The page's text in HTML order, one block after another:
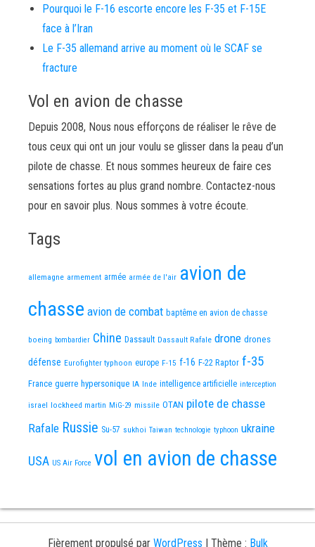
Pourquoi le F-16 escorte encore les F-35 et F-15E
face à l’Iran
Le F-35 allemand arrive au moment où le SCAF se
fracture
Vol en avion de chasse
Depuis 2008, Nous nous efforçons de réaliser le rêve de
tous ceux qui ont un jour voulu se glisser dans la peau d’un
pilote de chasse. Et nous sommes heureux de faire ces
sensations fortes au plus grand nombre. Contactez-nous
pour en savoir plus. Nous sommes à votre écoute.
Tags
allemagne armement armée armée de l'air avion de
chasse avion de combat baptême en avion de chasse
boeing bombardier Chine Dassault Dassault Rafale drone drones
défense Eurofighter typhoon europe F-15 f-16 F-22 Raptor f-35
France guerre hypersonique IA Inde intelligence artificielle interception
israel lockheed martin MiG-29 missile OTAN pilote de chasse
Rafale Russie Su-57 sukhoi Taiwan technologie typhoon ukraine
USA US Air Force vol en avion de chasse
Fièrement propulsé par WordPress | Thème : Bulk